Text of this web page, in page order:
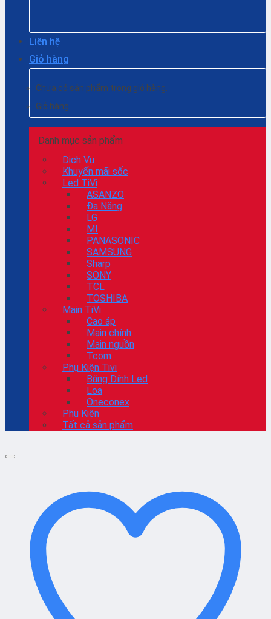
Liên hệ
Giỏ hàng
Chưa có sản phẩm trong giỏ hàng.
Giỏ hàng
Danh mục sản phẩm
Dịch Vụ
Khuyến mãi sốc
Led TiVi
ASANZO
Đa Năng
LG
MI
PANASONIC
SAMSUNG
Sharp
SONY
TCL
TOSHIBA
Main TiVi
Cao áp
Main chính
Main nguồn
Tcom
Phụ Kiện Tivi
Băng Dính Led
Loa
Oneconex
Phụ Kiện
Tất cả sản phẩm